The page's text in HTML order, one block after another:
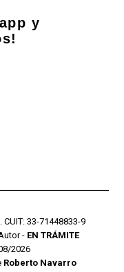
y
33-71448833-9
- EN TRÁMITE
2026
Roberto Navarro